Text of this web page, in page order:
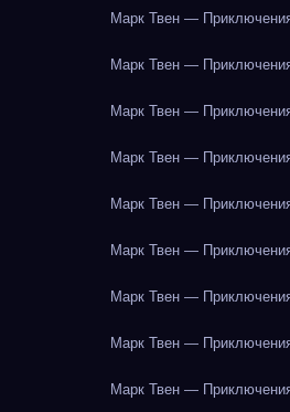
Марк Твен —
Марк Твен —
Марк Твен —
Марк Твен —
Марк Твен —
Марк Твен —
Марк Твен —
Марк Твен —
Марк Твен —